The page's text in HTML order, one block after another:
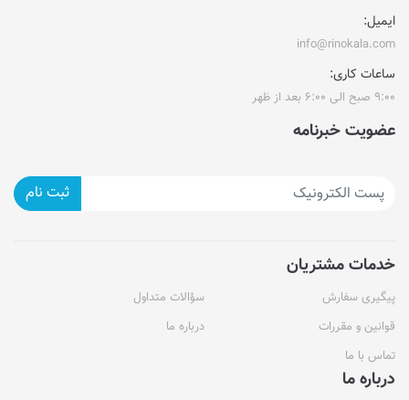
ایمیل:
info@rinokala.com
ساعات کاری:
۹:۰۰ صبح الی ۶:۰۰ بعد از ظهر
عضویت خبرنامه
ثبت نام
خدمات مشتریان
پیگیری سفارش
سؤالات متداول
قوانین و مقررات
درباره ما
تماس با ما
درباره ما